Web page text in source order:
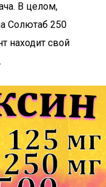
В целом,
Солютаб 250
находит свой